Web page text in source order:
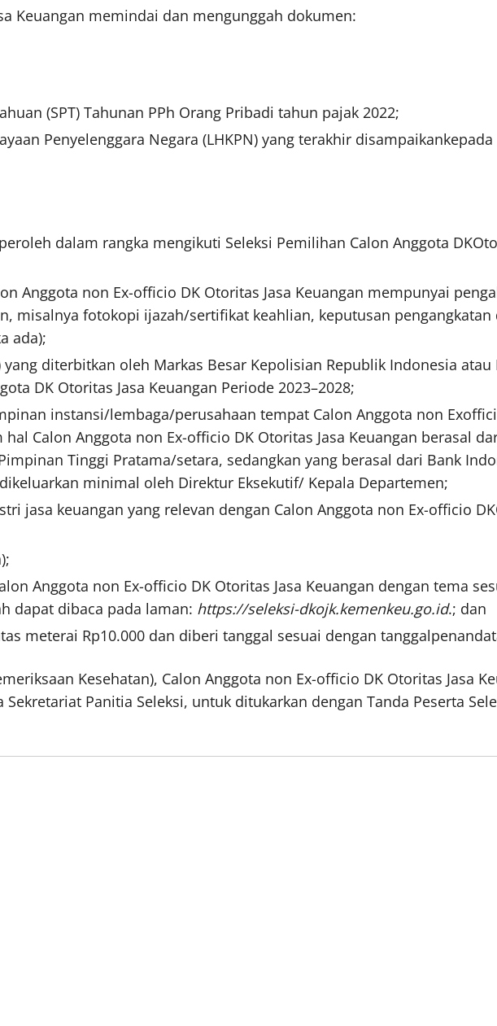
Keuangan memindai dan mengunggah dokumen:
(SPT) Tahunan PPh Orang Pribadi tahun pajak 2022;
Penyelenggara Negara (LHKPN) yang terakhir
dalam rangka mengikuti Seleksi Pemilihan Calon Anggota
Anggota non Ex-officio DK Otoritas Jasa Keuangan mempunyai
misalnya fotokopi ijazah/sertifikat keahlian, keputusan
ada);
yang diterbitkan oleh Markas Besar Kepolisian Republik Indonesia
DK Otoritas Jasa Keuangan Periode 2023–2028;
instansi/lembaga/perusahaan tempat Calon Anggota non
Calon Anggota non Ex-officio DK Otoritas Jasa Keuangan berasal
Tinggi Pratama/setara, sedangkan yang berasal dari Bank
minimal oleh Direktur Eksekutif/ Kepala Departemen;
jasa keuangan yang relevan dengan Calon Anggota non Ex-officio
Anggota non Ex-officio DK Otoritas Jasa Keuangan dengan tema
dapat dibaca pada laman: https://seleksi-dkojk.kemenkeu.go.id.; dan
meterai Rp10.000 dan diberi tanggal sesuai dengan
Kesehatan), Calon Anggota non Ex-officio DK Otoritas Jasa
Panitia Seleksi, untuk ditukarkan dengan Tanda Peserta